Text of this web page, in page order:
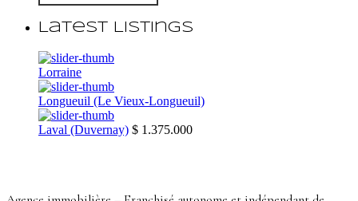
Latest Listings
Lorraine
Longueuil (Le Vieux-Longueuil)
Laval (Duvernay) $ 1.375.000